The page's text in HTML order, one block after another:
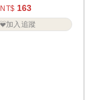
900–21...
NT$ 163
加入追蹤